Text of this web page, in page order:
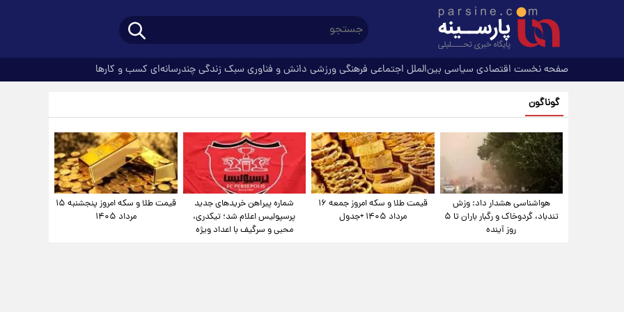
صفحه نخست اقتصادی سیاسی بین‌الملل اجتماعی فرهنگیورزشی دانش و فناوری سبک زندگیچندرسانه‌ای کسب و کارها
گوناگون
هواشناسی هشدار داد: وزش
تندباد، گردوخاک و رگبار باران تا ۵
روز آینده
قیمت طلا و سکه امروز جمعه ۱۶
مرداد ۱۴۰۵ +جدول
شماره پیراهن خریدهای جدید
پرسپولیس اعلام شد؛ تیکدری،
محبی و سرگیف با اعداد ویژه
قیمت طلا و سکه امروز پنجشنبه ۱۵
مرداد ۱۴۰۵